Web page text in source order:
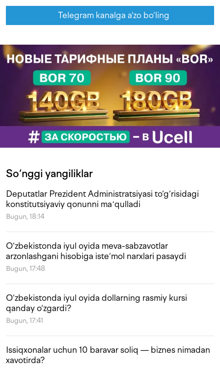
Telegram kanalga a'zo bo‘ling
So‘nggi yangiliklar
Deputatlar Prezident Administratsiyasi to‘g‘risidagi
konstitutsiyaviy qonunni maʼqulladi
Bugun, 18:14
O‘zbekistonda iyul oyida meva-sabzavotlar
arzonlashgani hisobiga iste‘mol narxlari pasaydi
Bugun, 17:48
O‘zbekistonda iyul oyida dollarning rasmiy kursi
qanday o‘zgardi?
Bugun, 17:41
Issiqxonalar uchun 10 baravar soliq — biznes nimadan
xavotirda?